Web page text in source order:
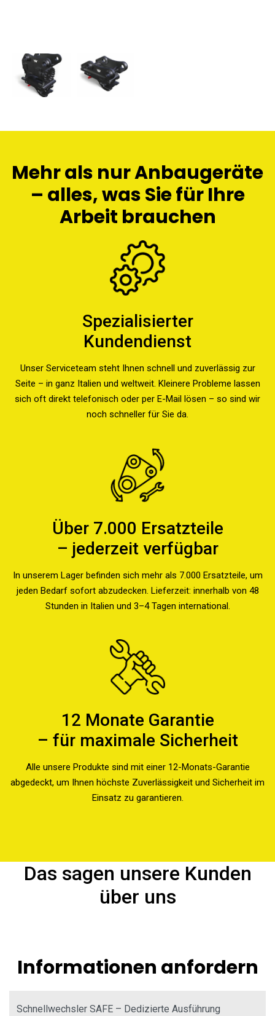
Mehr als nur Anbaugeräte
– alles, was Sie für Ihre
Arbeit brauchen
Spezialisierter
Kundendienst
Unser Serviceteam steht Ihnen schnell und zuverlässig zur
Seite – in ganz Italien und weltweit. Kleinere Probleme lassen
sich oft direkt telefonisch oder per E-Mail lösen – so sind wir
noch schneller für Sie da.
Über 7.000 Ersatzteile
– jederzeit verfügbar
In unserem Lager befinden sich mehr als 7.000 Ersatzteile, um
jeden Bedarf sofort abzudecken. Lieferzeit: innerhalb von 48
Stunden in Italien und 3–4 Tagen international.
12 Monate Garantie
– für maximale Sicherheit
Alle unsere Produkte sind mit einer 12-Monats-Garantie
abgedeckt, um Ihnen höchste Zuverlässigkeit und Sicherheit im
Einsatz zu garantieren.
Das sagen unsere Kunden
über uns
Informationen anfordern